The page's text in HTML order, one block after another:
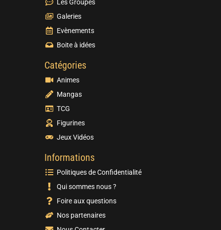
Les Groupes
Galeries
Evènements
Boite à idées
Catégories
Animes
Mangas
TCG
Figurines
Jeux Vidéos
Informations
Politiques de Confidentialité
Qui sommes nous ?
Foire aux questions
Nos partenaires